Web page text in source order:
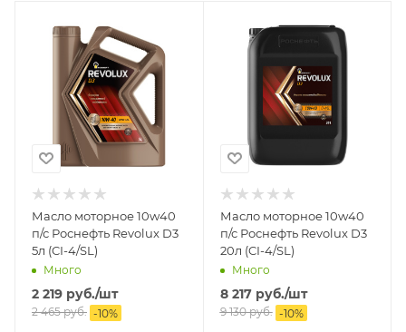
Масло моторное 10w40
п/с Роснефть Revolux D3
5л (CI-4/SL)
Много
2 219 руб./шт
2 465руб. -10%
Масло моторное 10w40
п/с Роснефть Revolux D3
20л (CI-4/SL)
Много
8 217руб./шт
9 130руб. -10%